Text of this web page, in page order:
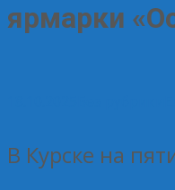
ярмарки
В Курске на